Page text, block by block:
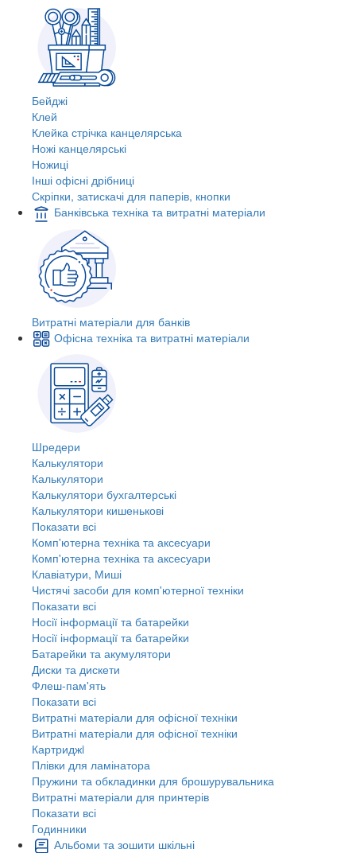
Бейджі
Клей
Клейка стрічка канцелярська
Ножі канцелярські
Ножиці
Інші офісні дрібниці
Скріпки, затискачі для паперів, кнопки
Банківська техніка та витратні матеріали
Витратні матеріали для банків
Офісна техніка та витратні матеріали
Шредери
Калькулятори
Калькулятори
Калькулятори бухгалтерські
Калькулятори кишенькові
Показати всі
Комп'ютерна техніка та аксесуари
Комп'ютерна техніка та аксесуари
Клавіатури, Миші
Чистячі засоби для комп'ютерної техніки
Показати всі
Носії інформації та батарейки
Носії інформації та батарейки
Батарейки та акумулятори
Диски та дискети
Флеш-пам'ять
Показати всі
Витратні матеріали для офісної техніки
Витратні матеріали для офісної техніки
Картриджi
Плівки для ламінатора
Пружини та обкладинки для брошурувальника
Витратні матеріали для принтерів
Показати всі
Годинники
Альбоми та зошити шкільні